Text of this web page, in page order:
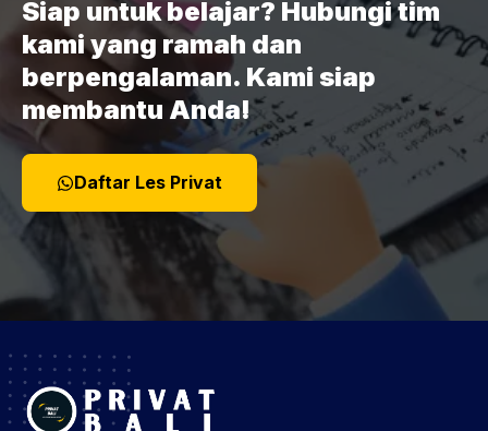
Siap untuk belajar? Hubungi tim
kami yang ramah dan
berpengalaman. Kami siap
membantu Anda!
Daftar Les Privat